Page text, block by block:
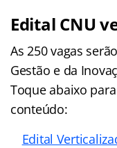
Edital CNU
As 250 vagas
Gestão e da
Toque abaixo
conteúdo:
Edital